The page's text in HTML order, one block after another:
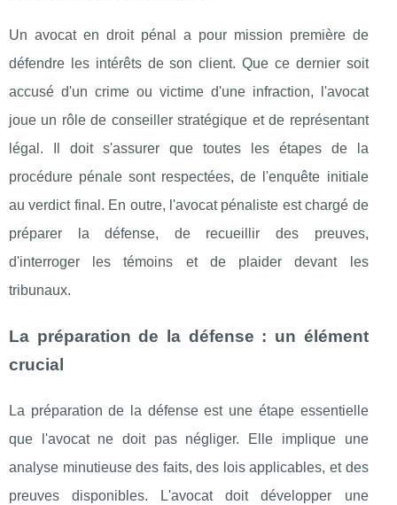
Un avocat en droit pénal a pour mission première de
défendre les intérêts de son client. Que ce dernier soit
accusé d'un crime ou victime d'une infraction, l'avocat
joue un rôle de conseiller stratégique et de représentant
légal. Il doit s'assurer que toutes les étapes de la
procédure pénale sont respectées, de l'enquête initiale
au verdict final. En outre, l'avocat pénaliste est chargé de
préparer la défense, de recueillir des preuves,
d'interroger les témoins et de plaider devant les
tribunaux.
La préparation de la défense : un élément
crucial
La préparation de la défense est une étape essentielle
que l'avocat ne doit pas négliger. Elle implique une
analyse minutieuse des faits, des lois applicables, et des
preuves disponibles. L'avocat doit développer une